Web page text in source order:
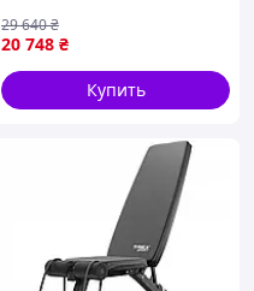
20 748 ₴
29 640₴
Купить